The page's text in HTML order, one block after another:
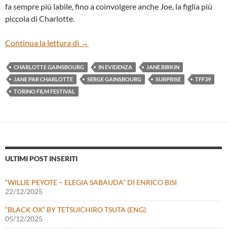
fa sempre più labile, fino a coinvolgere anche Joe, la figlia più
piccola di Charlotte.
Continua la lettura di “JANE PAR CHARLOTTE” DI
→
CHARLOTTE GAINSBOURG IN EVIDENZA
JANE BIRKIN
JANE PAR CHARLOTTE
SERGE GAINSBOURG SURPRISE
TFF39
TORINO FILM FESTIVAL
ULTIMI POST INSERITI
“WILLIE PEYOTE – ELEGIA SABAUDA” DI ENRICO BISI
22/12/2025
“BLACK OX” BY TETSUICHIRO TSUTA (ENG)
05/12/2025